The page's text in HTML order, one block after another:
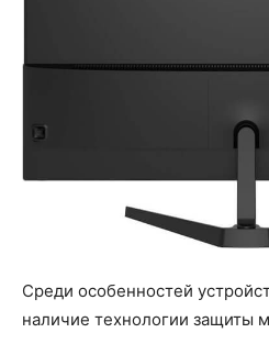
Среди особенностей
наличие технологии защиты